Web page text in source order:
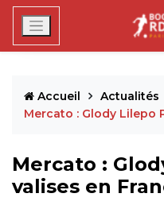
Accueil
Actualités
Mercato : Glody Lilepo
Mercato :
valises en